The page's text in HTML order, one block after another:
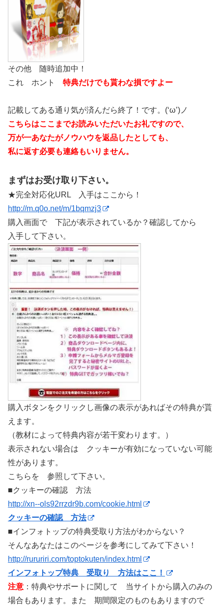
その他 随時追加中！
これ ホント 特典だけでも貰わな損ですよー
記載してある通り気が済んだら終了！です。(‘ω’)ノ
こちらはここまでお読みいただいたお礼ですので、
万が一あなたがノウハウを返品したとしても、
私に返す必要も連絡もいりません。
まずはお受け取り下さい。
★完全対応化URL 入手はここから！
http://m.q0o.net/m/1bqmzj3
購入画面で 下記が表示されているか？確認してから
入手して下さい。
購入ボタンをクリックし画像の表示があればその特典が貰
えます。
（教材によって特典内容が若干変わります。）
表示されない場合は クッキーが有効になっていない可能
性があります。
こちらを 参照して下さい。
■クッキーの確認 方法
http://xn--ols92rrzdr9b.com/cookie.html
クッキーの確認 方法
■インフォトップの特典受取り方法がわからない？
そんなあなたはこのページを参考にしてみて下さい！
http://rururiri.com/toptokuten/index.html
インフォトップ特典 受取り 方法はここ！
注意 ：特典やサポートに関して 当サイトから購入のみの
場合もあります。また 期間限定のものもありますので